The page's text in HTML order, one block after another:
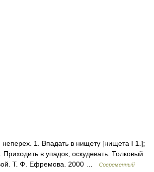
1. Впадать в нищету [нищета I 1.];
в упадок; оскудевать. Толковый
Т. Ф. Ефремова. 2000 …
Современный